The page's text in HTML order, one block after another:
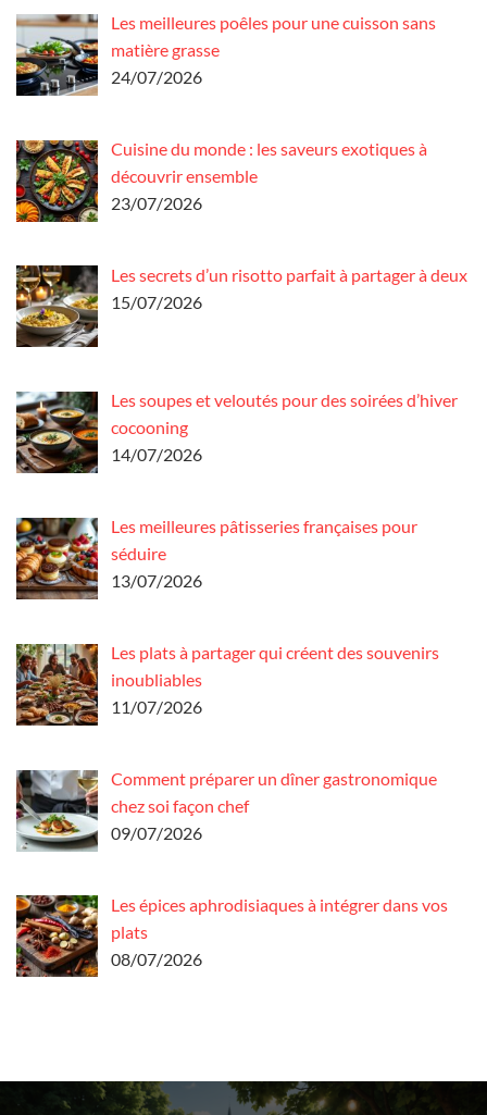
Les meilleures poêles pour une cuisson sans
matière grasse
24/07/2026
Cuisine du monde : les saveurs exotiques à
découvrir ensemble
23/07/2026
Les secrets d’un risotto parfait à partager à deux
15/07/2026
Les soupes et veloutés pour des soirées d’hiver
cocooning
14/07/2026
Les meilleures pâtisseries françaises pour
séduire
13/07/2026
Les plats à partager qui créent des souvenirs
inoubliables
11/07/2026
Comment préparer un dîner gastronomique
chez soi façon chef
09/07/2026
Les épices aphrodisiaques à intégrer dans vos
plats
08/07/2026